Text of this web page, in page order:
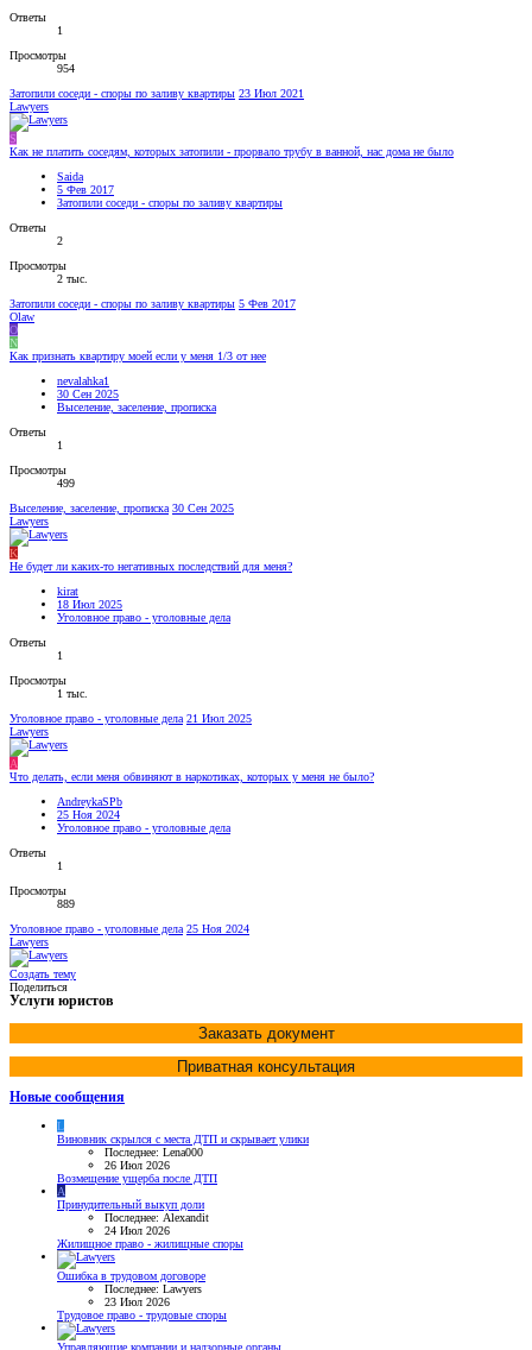
Ответы
1
Просмотры
954
Затопили соседи - споры по заливу квартиры 23 Июл 2021
Lawyers
S
Как не платить соседям, которых затопили - прорвало трубу в ванной, нас дома не было
Saida
5 Фев 2017
Затопили соседи - споры по заливу квартиры
Ответы
2
Просмотры
2 тыс.
Затопили соседи - споры по заливу квартиры 5 Фев 2017
Olaw
O
N
Как признать квартиру моей если у меня 1/3 от нее
nevalahka1
30 Сен 2025
Выселение, заселение, прописка
Ответы
1
Просмотры
499
Выселение, заселение, прописка 30 Сен 2025
Lawyers
K
Не будет ли каких-то негативных последствий для меня?
kirat
18 Июл 2025
Уголовное право - уголовные дела
Ответы
1
Просмотры
1 тыс.
Уголовное право - уголовные дела 21 Июл 2025
Lawyers
A
Что делать, если меня обвиняют в наркотиках, которых у меня не было?
AndreykaSPb
25 Ноя 2024
Уголовное право - уголовные дела
Ответы
1
Просмотры
889
Уголовное право - уголовные дела 25 Ноя 2024
Lawyers
Создать тему
Поделиться
Услуги юристов
Заказать документ
Приватная консультация
Новые сообщения
L
Виновник скрылся с места ДТП и скрывает улики
Последнее: Lena000
26 Июл 2026
Возмещение ущерба после ДТП
A
Принудительный выкуп доли
Последнее: Alexandit
24 Июл 2026
Жилищное право - жилищные споры
Ошибка в трудовом договоре
Последнее: Lawyers
23 Июл 2026
Трудовое право - трудовые споры
Управляющие компании и надзорные органы